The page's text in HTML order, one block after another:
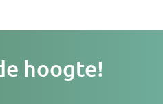
hoogte!